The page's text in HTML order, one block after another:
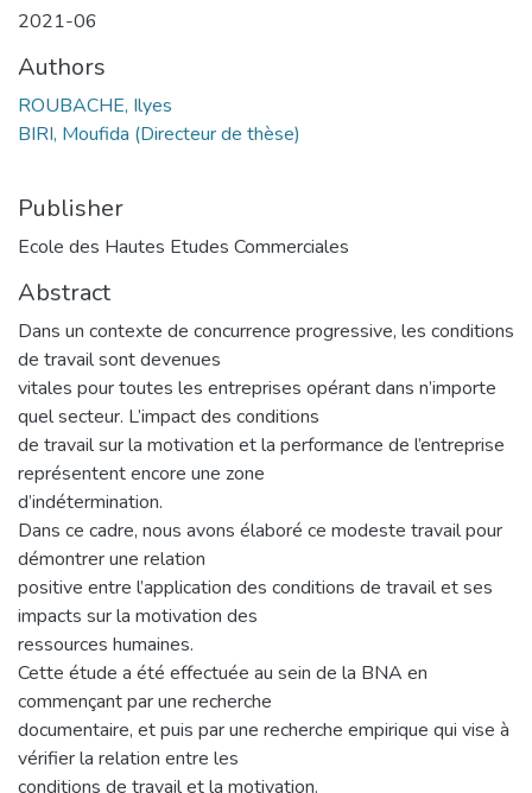
2021-06
Authors
ROUBACHE, Ilyes
BIRI, Moufida (Directeur de thèse)
Publisher
Ecole des Hautes Etudes Commerciales
Abstract
Dans un contexte de concurrence progressive, les conditions
de travail sont devenues
vitales pour toutes les entreprises opérant dans n’importe
quel secteur. L’impact des conditions
de travail sur la motivation et la performance de l’entreprise
représentent encore une zone
d’indétermination.
Dans ce cadre, nous avons élaboré ce modeste travail pour
démontrer une relation
positive entre l’application des conditions de travail et ses
impacts sur la motivation des
ressources humaines.
Cette étude a été effectuée au sein de la BNA en
commençant par une recherche
documentaire, et puis par une recherche empirique qui vise à
vérifier la relation entre les
conditions de travail et la motivation.